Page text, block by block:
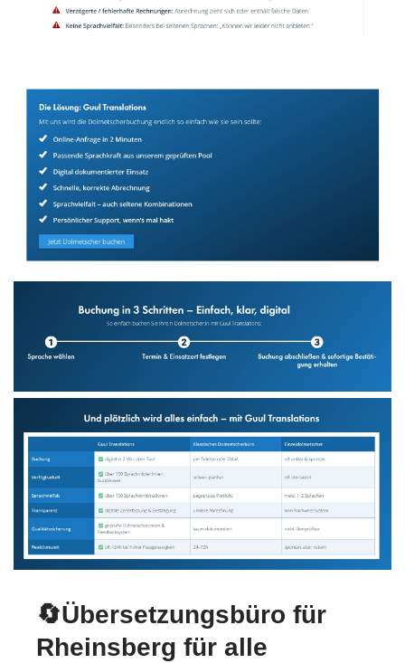
🔄Übersetzungsbüro für
Rheinsberg für alle